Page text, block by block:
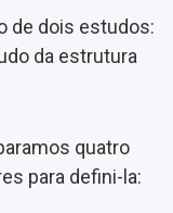
de dois estudos:
da estrutura
quatro
para defini-la: